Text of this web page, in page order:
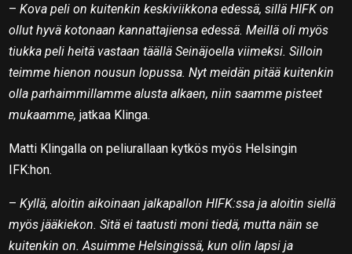
–Kova peli on kuitenkin keskiviikkona edessä, sillä HIFK on
ollut hyvä kotonaan kannattajiensa edessä. Meillä oli myös
tiukka peli heitä vastaan täällä Seinäjoella viimeksi. Silloin
teimme hienon nousun lopussa. Nyt meidän pitää kuitenkin
olla parhaimmillamme alusta alkaen, niin saamme pisteet
mukaamme, jatkaa Klinga.
Matti Klingalla on peliurallaan kytkös myös Helsingin
IFK:hon.
–Kyllä, aloitin aikoinaan jalkapallon HIFK:ssa ja aloitin siellä
myös jääkiekon. Sitä ei taatusti moni tiedä, mutta näin se
kuitenkin on. Asuimme Helsingissä, kun olin lapsi ja